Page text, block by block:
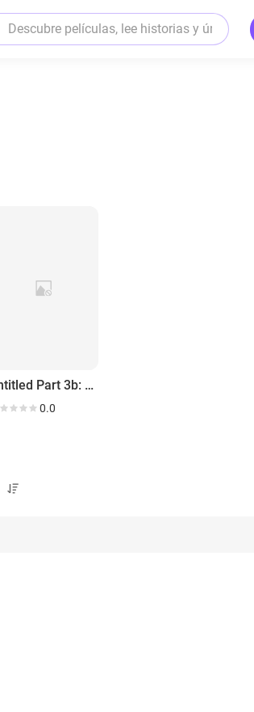
Untitled Part 3b: (As If) Beauty Never Ends...
0.0